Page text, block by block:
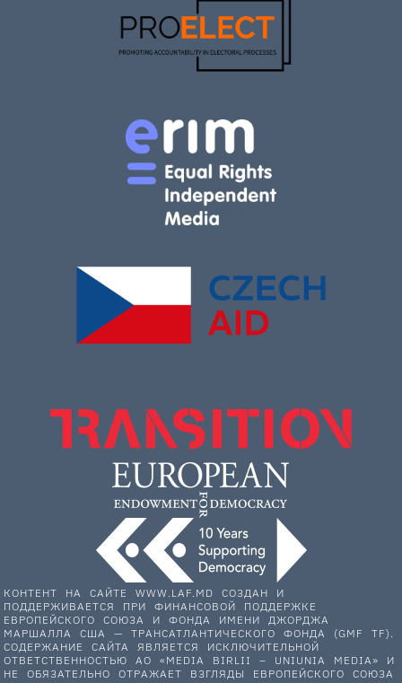
КОНТЕНТ НА САЙТЕ WWW.LAF.MD СОЗДАН И
ПОДДЕРЖИВАЕТСЯ ПРИ ФИНАНСОВОЙ ПОДДЕРЖКЕ
ЕВРОПЕЙСКОГО СОЮЗА И ФОНДА ИМЕНИ ДЖОРДЖА
МАРШАЛЛА США — ТРАНСАТЛАНТИЧЕСКОГО ФОНДА (GMF TF).
СОДЕРЖАНИЕ САЙТА ЯВЛЯЕТСЯ ИСКЛЮЧИТЕЛЬНОЙ
ОТВЕТСТВЕННОСТЬЮ АО «MEDIA BIRLII – UNIUNIA MEDIA» И
НЕ ОБЯЗАТЕЛЬНО ОТРАЖАЕТ ВЗГЛЯДЫ ЕВРОПЕЙСКОГО СОЮЗА